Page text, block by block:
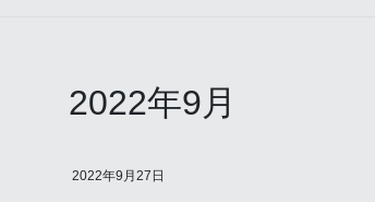
＞ サテライト水戸そば祭り
2022年9月
2022年9月27日